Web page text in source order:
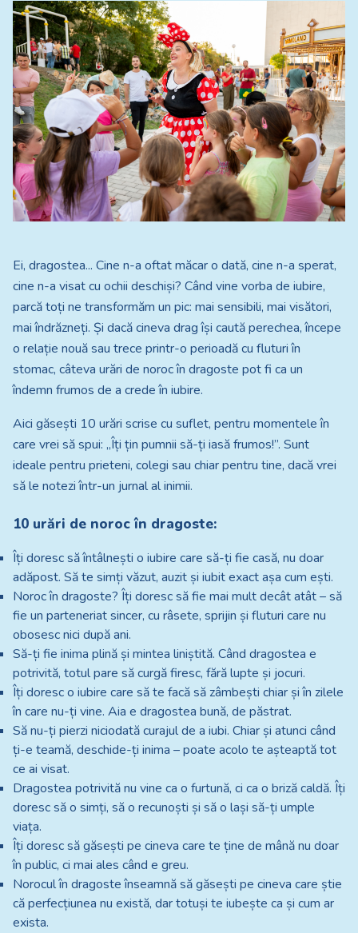
Ei, dragostea... Cine n-a oftat măcar o dată, cine n-a sperat,
cine n-a visat cu ochii deschiși? Când vine vorba de iubire,
parcă toți ne transformăm un pic: mai sensibili, mai visători,
mai îndrăzneți. Și dacă cineva drag își caută perechea, începe
o relație nouă sau trece printr-o perioadă cu fluturi în
stomac, câteva urări de noroc în dragoste pot fi ca un
îndemn frumos de a crede în iubire.
Aici găsești 10 urări scrise cu suflet, pentru momentele în
care vrei să spui: „Îți țin pumnii să-ți iasă frumos!”. Sunt
ideale pentru prieteni, colegi sau chiar pentru tine, dacă vrei
să le notezi într-un jurnal al inimii.
10 urări de noroc în dragoste:
Îți doresc să întâlnești o iubire care să-ți fie casă, nu doar
adăpost. Să te simți văzut, auzit și iubit exact așa cum ești.
Noroc în dragoste? Îți doresc să fie mai mult decât atât – să
fie un parteneriat sincer, cu râsete, sprijin și fluturi care nu
obosesc nici după ani.
Să-ți fie inima plină și mintea liniștită. Când dragostea e
potrivită, totul pare să curgă firesc, fără lupte și jocuri.
Îți doresc o iubire care să te facă să zâmbești chiar și în zilele
în care nu-ți vine. Aia e dragostea bună, de păstrat.
Să nu-ți pierzi niciodată curajul de a iubi. Chiar și atunci când
ți-e teamă, deschide-ți inima – poate acolo te așteaptă tot
ce ai visat.
Dragostea potrivită nu vine ca o furtună, ci ca o briză caldă. Îți
doresc să o simți, să o recunoști și să o lași să-ți umple
viața.
Îți doresc să găsești pe cineva care te ține de mână nu doar
în public, ci mai ales când e greu.
Norocul în dragoste înseamnă să găsești pe cineva care știe
că perfecțiunea nu există, dar totuși te iubește ca și cum ar
exista.